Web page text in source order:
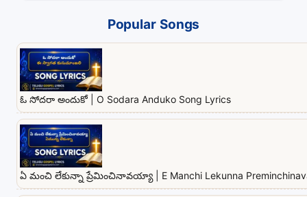
Popular Songs
ఓ సోదరా అందుకో | O Sodara Anduko Song Lyrics
ఏ మంచి లేకున్నా ప్రేమించినావయ్యా | E Manchi Lekunna